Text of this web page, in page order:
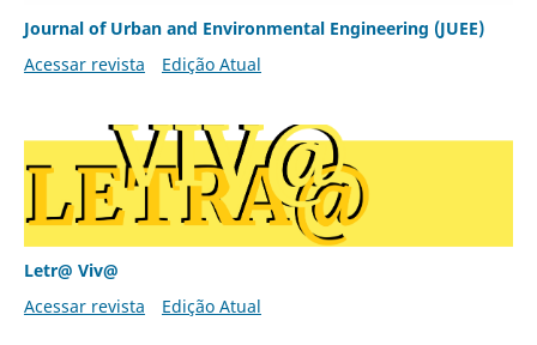
Journal of Urban and Environmental Engineering (JUEE)
Acessar revista
Edição Atual
Letr@ Viv@
Acessar revista
Edição Atual